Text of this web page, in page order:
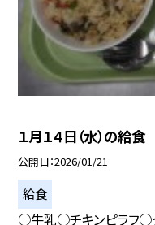
１月１４日（水）の給食
公開日 2026/01/21
給食
○牛乳○チキンピラフ○